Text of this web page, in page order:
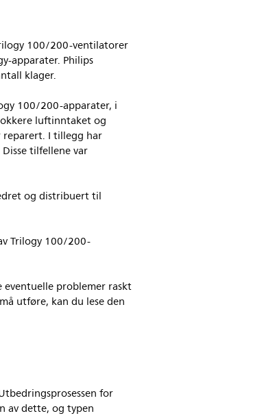
100/200-ventilatorer
apparater. Philips
klager.
100/200-apparater, i
luftinntaket og
reparert. I tillegg har
tilfellene var
og distribuert til
Trilogy 100/200-
problemer raskt
utføre, kan du lese den
for
av dette, og typen